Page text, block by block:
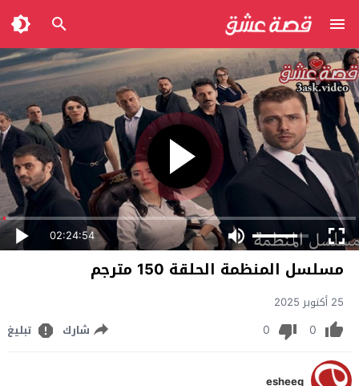
02:24:54
مسلسل المنظمة الحلقة 150 مترجم
25 أكتوبر 2025
0
0 شارك تبليغ
esheeq